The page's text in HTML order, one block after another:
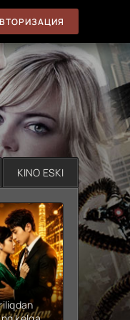
KINO ESKI